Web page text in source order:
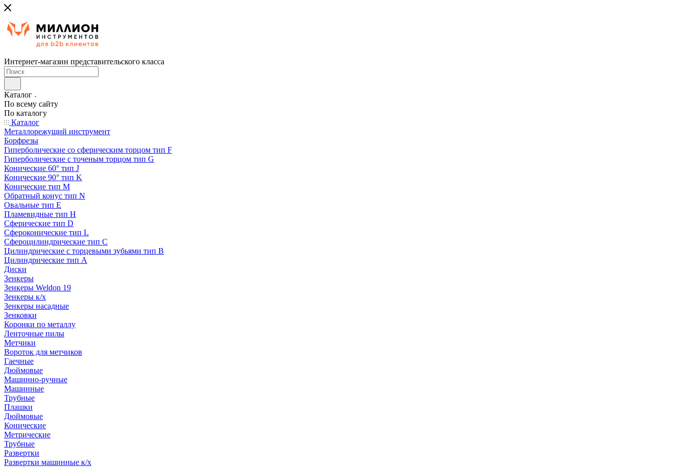
Интернет-магазин представительского класса
Каталог
По всему сайту
По каталогу
Каталог
Металлорежущий инструмент
Борфрезы
Гиперболические cо сферическим торцом тип F
Гиперболические с точеным торцом тип G
Конические 60° тип J
Конические 90° тип K
Конические тип M
Обратный конус тип N
Овальные тип E
Пламевидные тип H
Сферические тип D
Сфероконические тип L
Сфероцилиндрические тип C
Цилиндрические с торцевыми зубьями тип B
Цилиндрические тип А
Диски
Зенкеры
Зенкеры Weldon 19
Зенкеры к/х
Зенкеры насадные
Зенковки
Коронки по металлу
Ленточные пилы
Метчики
Вороток для метчиков
Гаечные
Дюймовые
Машинно-ручные
Машинные
Трубные
Плашки
Дюймовые
Конические
Метрические
Трубные
Развертки
Развертки машинные к/х